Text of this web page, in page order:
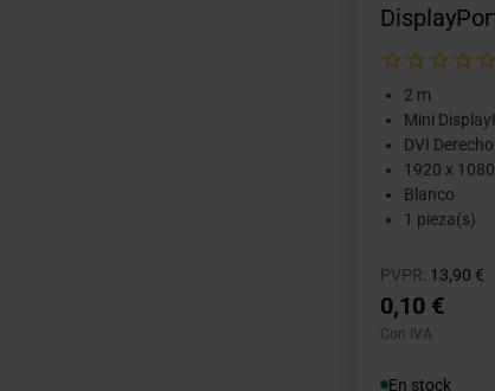
2 m
Mini
DVI
1920 x
Blanco
1 pieza(s)
PVPR: Precio
13,90 €
0,10 €
En stock
Con IVA